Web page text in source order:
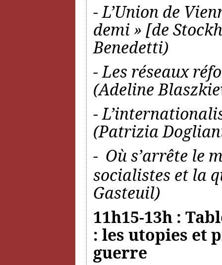
- L’Union de
demi » [de
Benedetti)
- Les réseaux
(Adeline
-
(Patrizia
- Où s’arrête le
socialistes et la
Gasteuil)
11h15-13h :
: les utopies et
guerre